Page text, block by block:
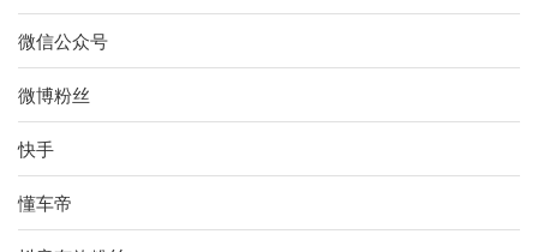
微信公众号
微博粉丝
快手
懂车帝